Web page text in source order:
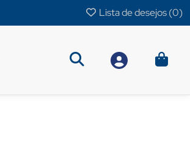
Lista de desejos (0)